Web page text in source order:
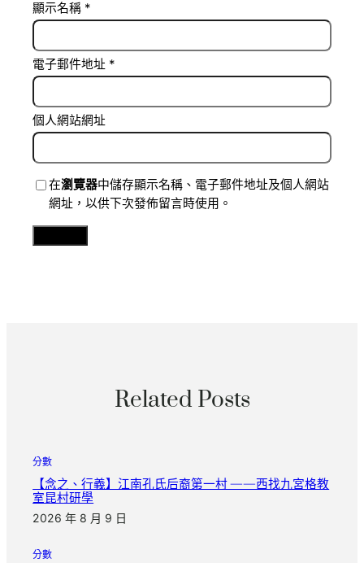
顯示名稱 *
電子郵件地址 *
個人網站網址
在瀏覽器中儲存顯示名稱、電子郵件地址及個人網站
網址，以供下次發佈留言時使用。
Related Posts
分數
【念之、行義】江南孔氏后裔第一村 ——西找九宮格教
室昆村研學
2026 年 8 月 9 日
分數